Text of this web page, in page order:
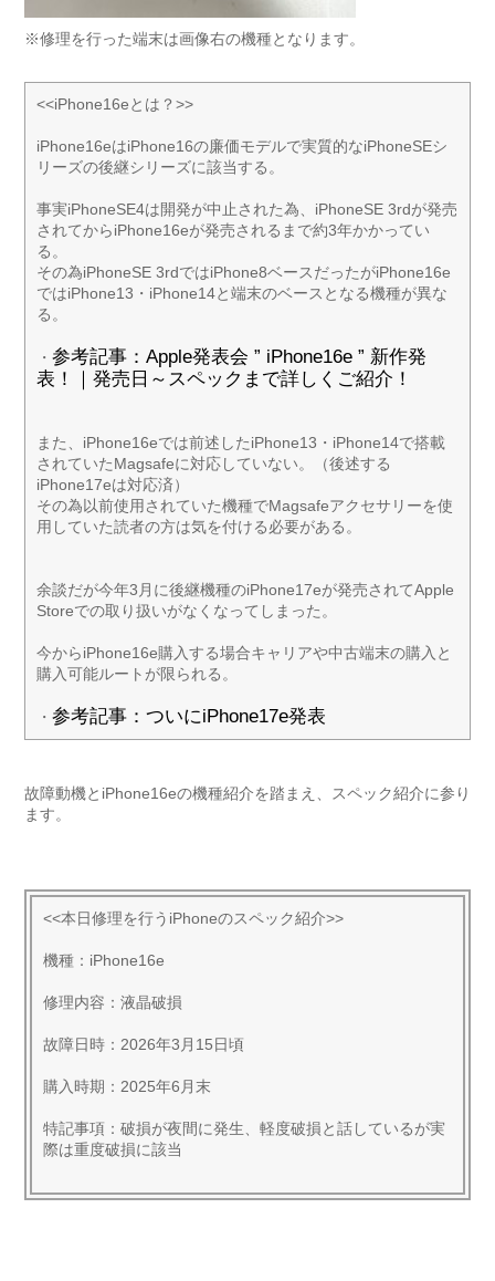
※修理を行った端末は画像右の機種となります。
<<iPhone16eとは？>>
iPhone16eはiPhone16の廉価モデルで実質的なiPhoneSEシ
リーズの後継シリーズに該当する。
事実iPhoneSE4は開発が中止された為、iPhoneSE 3rdが発売
されてからiPhone16eが発売されるまで約3年かかってい
る。
その為iPhoneSE 3rdではiPhone8ベースだったがiPhone16e
ではiPhone13・iPhone14と端末のベースとなる機種が異な
る。
・ 参考記事：Apple発表会 ” iPhone16e ” 新作発
表！｜発売日～スペックまで詳しくご紹介！
また、iPhone16eでは前述したiPhone13・iPhone14で搭載
されていたMagsafeに対応していない。（後述する
iPhone17eは対応済）
その為以前使用されていた機種でMagsafeアクセサリーを使
用していた読者の方は気を付ける必要がある。
余談だが今年3月に後継機種のiPhone17eが発売されてApple
Storeでの取り扱いがなくなってしまった。
今からiPhone16e購入する場合キャリアや中古端末の購入と
購入可能ルートが限られる。
・ 参考記事：ついにiPhone17e発表
故障動機とiPhone16eの機種紹介を踏まえ、スペック紹介に参り
ます。
<<本日修理を行うiPhoneのスペック紹介>>
機種：iPhone16e
修理内容：液晶破損
故障日時：2026年3月15日頃
購入時期：2025年6月末
特記事項：破損が夜間に発生、軽度破損と話しているが実
際は重度破損に該当